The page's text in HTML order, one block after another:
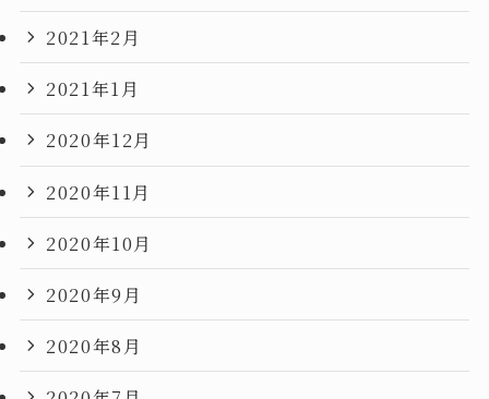
2021年2月
2021年1月
2020年12月
2020年11月
2020年10月
2020年9月
2020年8月